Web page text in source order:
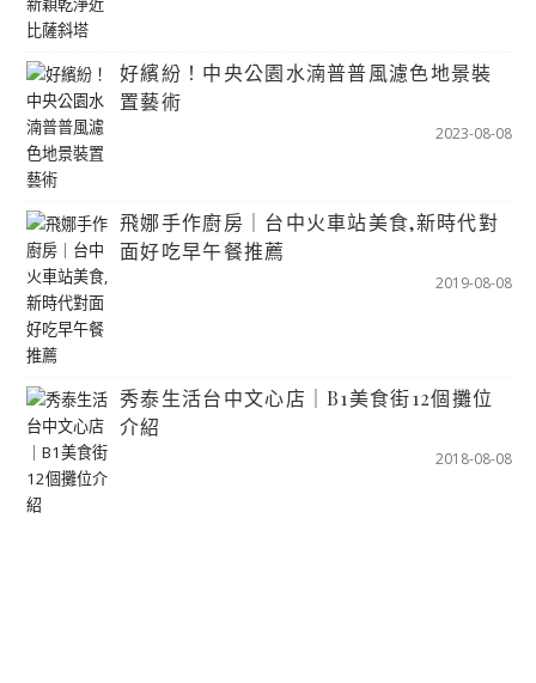
好繽紛！中央公園水湳普普風濾色地景裝
置藝術
2023-08-08
飛娜手作廚房｜台中火車站美食,新時代對
面好吃早午餐推薦
2019-08-08
秀泰生活台中文心店｜B1美食街12個攤位
介紹
2018-08-08